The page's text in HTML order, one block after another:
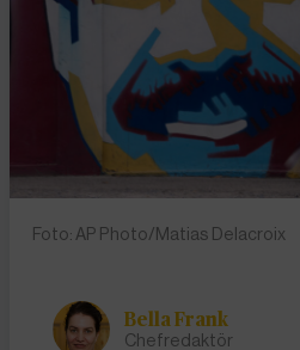
Foto: AP Photo/Matias Delacroix
Bella Frank
Chefredaktör